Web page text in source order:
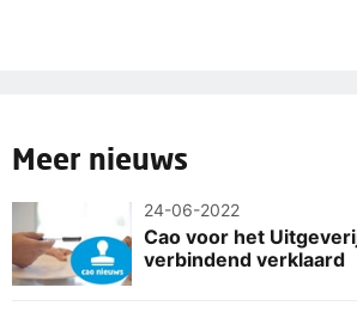
Meer nieuws
24-06-2022
Cao voor het
verbindend verklaard